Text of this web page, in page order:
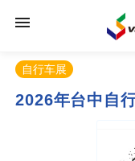
自行车展
2026年台中自